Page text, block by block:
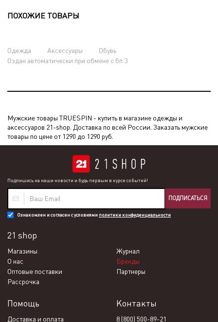
ПОХОЖИЕ ТОВАРЫ
Одежда Аксессуары
Обувь
Оздан автоматически при обмене с бп 3
Мужские товары TRUESPIN - купить в магазине одежды и
аксессуаров 21-shop. Доставка по всей России. Заказать мужские
товары по цене от 1290 до 1290 руб.
Подпишись на наши новости и будь первым в курсе событий!
ПОДПИСАТЬСЯ
Ознакомлен и согласен с условиями политики конфиденциальности
21 shop
Магазины
Журнал
О нас
Бренды
Оптовые поставки
Партнеры
Рассрочка
Помощь
Доставка и оплата
Контакты
8 (800) 500-89-21